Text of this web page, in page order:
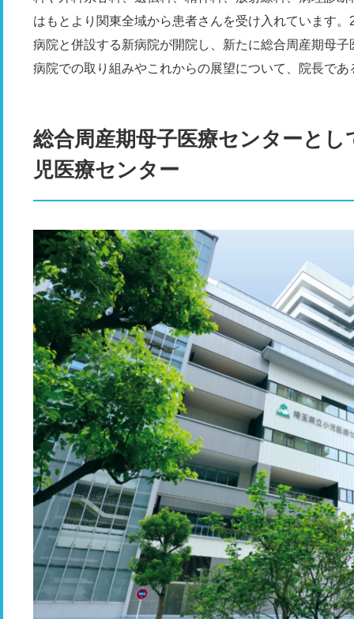
はもとより関東全域から患者さんを受け入れています
病院と併設する新病院が開院し、新たに総合周産期母
病院での取り組みやこれからの展望について、院長で
総合周産期母子医療センターと
児医療センター